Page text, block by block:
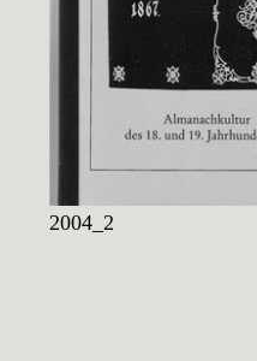
2004_2